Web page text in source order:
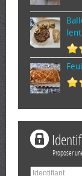
Proposer